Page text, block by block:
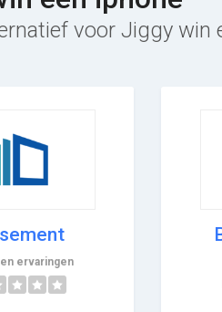
voor Jiggy win
ervaringen